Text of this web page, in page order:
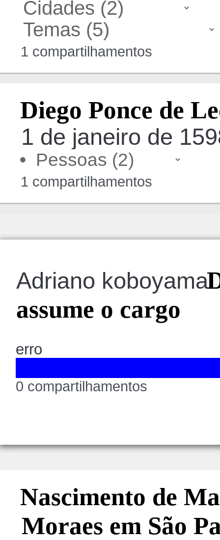
1 compartilhamentos
Diego Ponce de
1 de janeiro de
•
1 compartilhamentos
Adriano koboyama
assume o cargo
erro
0 compartilhamentos
Nascimento de
Moraes em São